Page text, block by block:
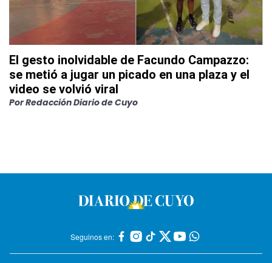
El gesto inolvidable de Facundo Campazzo:
se metió a jugar un picado en una plaza y el
video se volvió viral
PorRedacción Diario de Cuyo
Seguinos en: